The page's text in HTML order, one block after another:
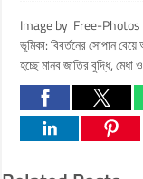
Image by Free-
ভূমিকা: বিবর্তনের সোপান
হচ্ছে মানব জাতির বুদ্ধি, মেধা